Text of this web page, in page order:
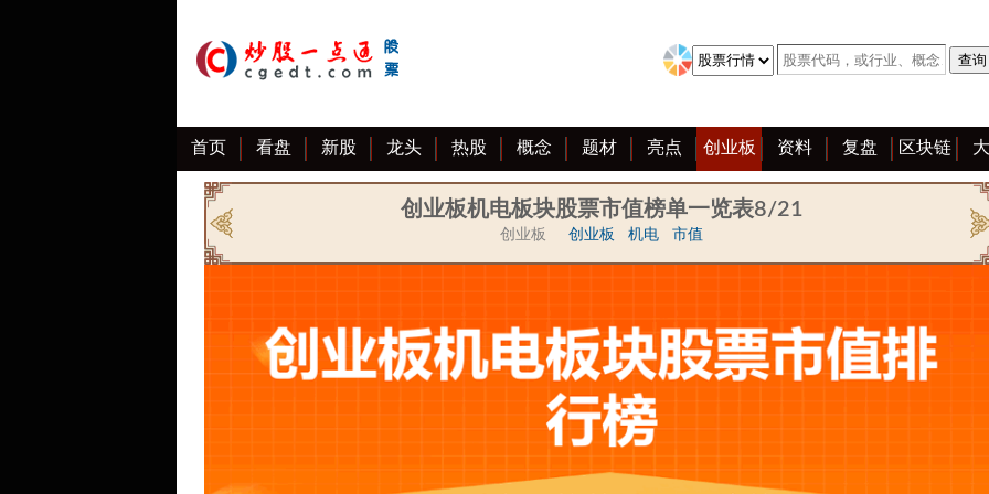
首页 看盘 新股 龙头 热股 概念 题材 亮点 创业板 资料 复盘 区块链
创业板机电板块股票市值榜单一览表8/21
创业板 创业板 机电 市值